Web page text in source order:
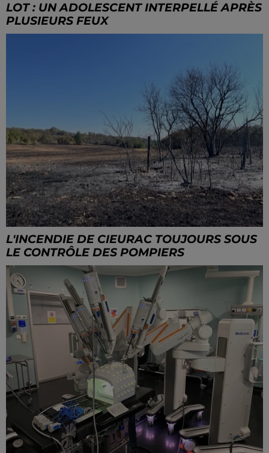
LOT : UN ADOLESCENT INTERPELLÉ APRÈS
PLUSIEURS FEUX
L'INCENDIE DE CIEURAC TOUJOURS SOUS
LE CONTRÔLE DES POMPIERS